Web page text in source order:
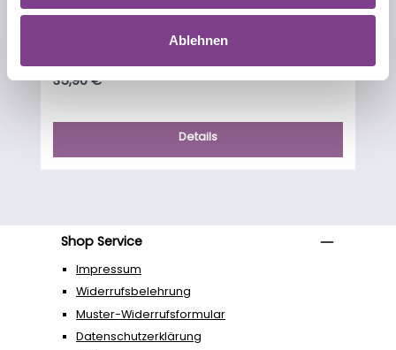
Ablehnen
(29,92 € / 1 Liter)
Regulärer Preis:
35,90 €
Details
Shop Service
Impressum
Widerrufsbelehrung
Muster-Widerrufsformular
Datenschutzerklärung